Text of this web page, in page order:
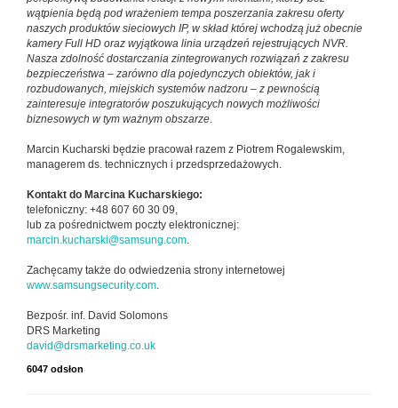
wątpienia będą pod wrażeniem tempa poszerzania zakresu oferty
naszych produktów sieciowych IP, w skład której wchodzą już obecnie
kamery Full HD oraz wyjątkowa linia urządzeń rejestrujących NVR.
Nasza zdolność dostarczania zintegrowanych rozwiązań z zakresu
bezpieczeństwa – zarówno dla pojedynczych obiektów, jak i
rozbudowanych, miejskich systemów nadzoru – z pewnością
zainteresuje integratorów poszukujących nowych możliwości
biznesowych w tym ważnym obszarze.
Marcin Kucharski będzie pracował razem z Piotrem Rogalewskim,
managerem ds. technicznych i przedsprzedażowych.
Kontakt do Marcina Kucharskiego:
telefoniczny: +48 607 60 30 09,
lub za pośrednictwem poczty elektronicznej:
marcin.kucharski@samsung.com.
Zachęcamy także do odwiedzenia strony internetowej
www.samsungsecurity.com.
Bezpośr. inf. David Solomons
DRS Marketing
david@drsmarketing.co.uk
6047 odsłon